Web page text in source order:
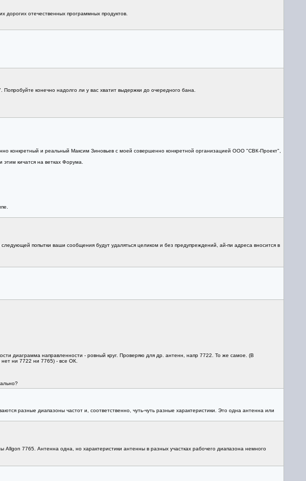
дорогих отечественных программных продуктов.
конечно надолго ли у вас хватит выдержки до очередного бана.
конкретный и реальный Максим Зиновьев с моей совершенно конкретной организацией ООО "СВК-Проект",
кичатся на ветках Форума.
попытки ваши сообщения будут удаляться целиком и без предупреждений, ай-пи адреса вносится в
диаграмма направленности - ровный круг. Проверяю для др. антенн, напр 7722. То же самое. (В
ни 7722 ни 7765) - все ОК.
разные диапазоны частот и, соответственно, чуть-чуть разные характеристики. Это одна антенна или
7765. Антенна одна, но характеристики антенны в разных участках рабочего диапазона немного